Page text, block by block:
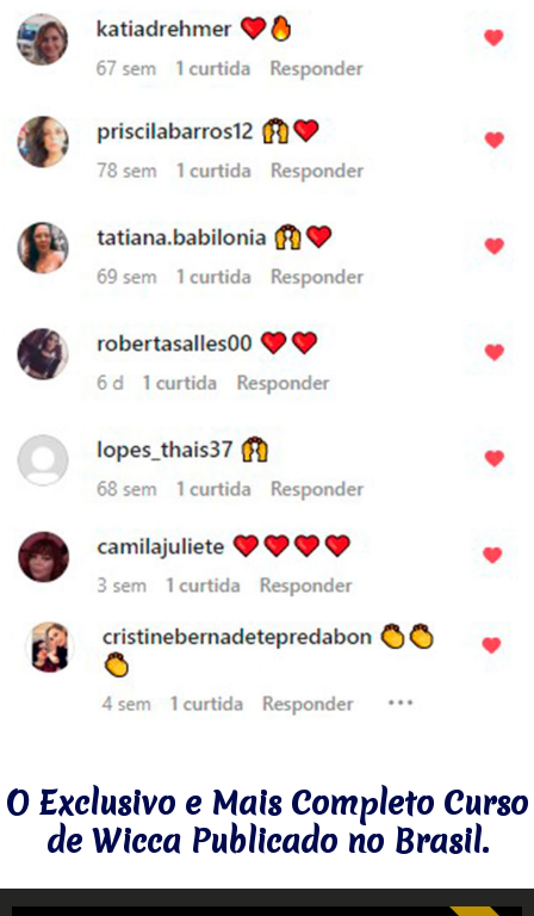
O Exclusivo e Mais Completo Curso
de Wicca Publicado no Brasil.